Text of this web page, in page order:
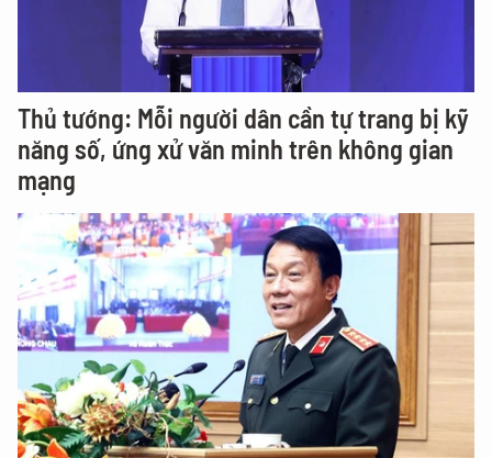
Thủ tướng: Mỗi người dân cần tự trang bị kỹ
năng số, ứng xử văn minh trên không gian
mạng